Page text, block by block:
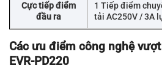
Cực tiếp điểm
đầu ra
1 Tiếp điểm
tải AC250V / 3A
Các ưu điểm công nghệ
EVR-PD220